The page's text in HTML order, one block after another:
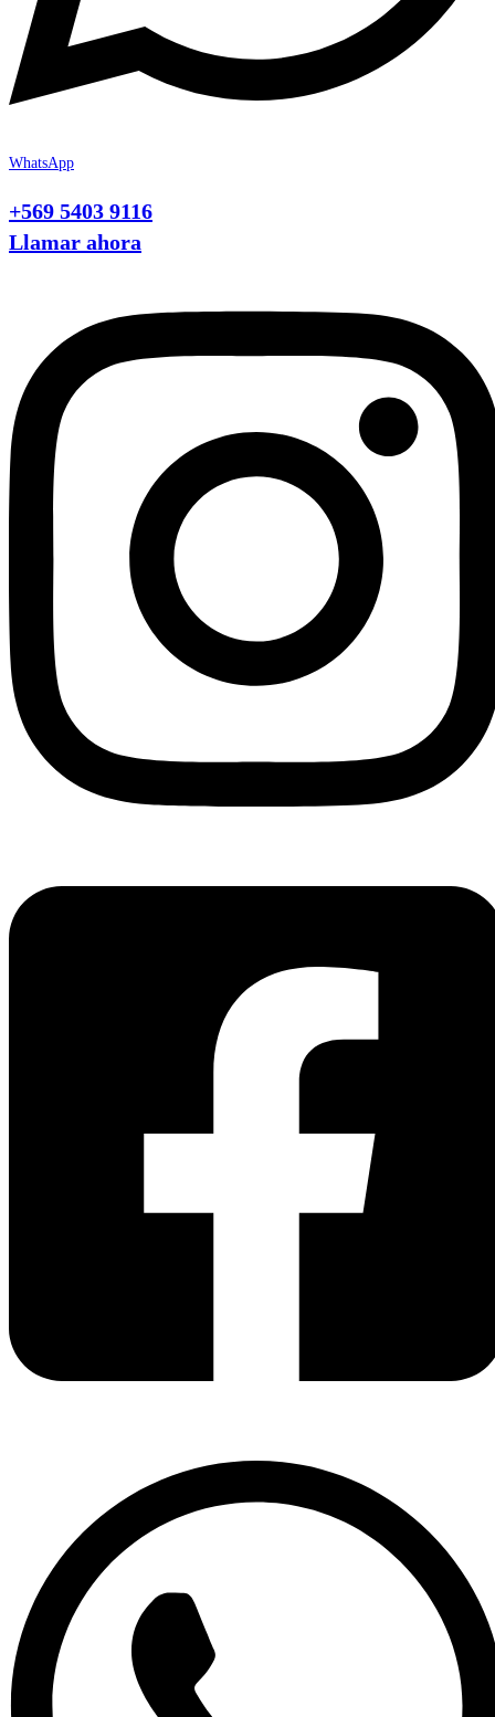
WhatsApp
+569 5403 9116
Llamar ahora